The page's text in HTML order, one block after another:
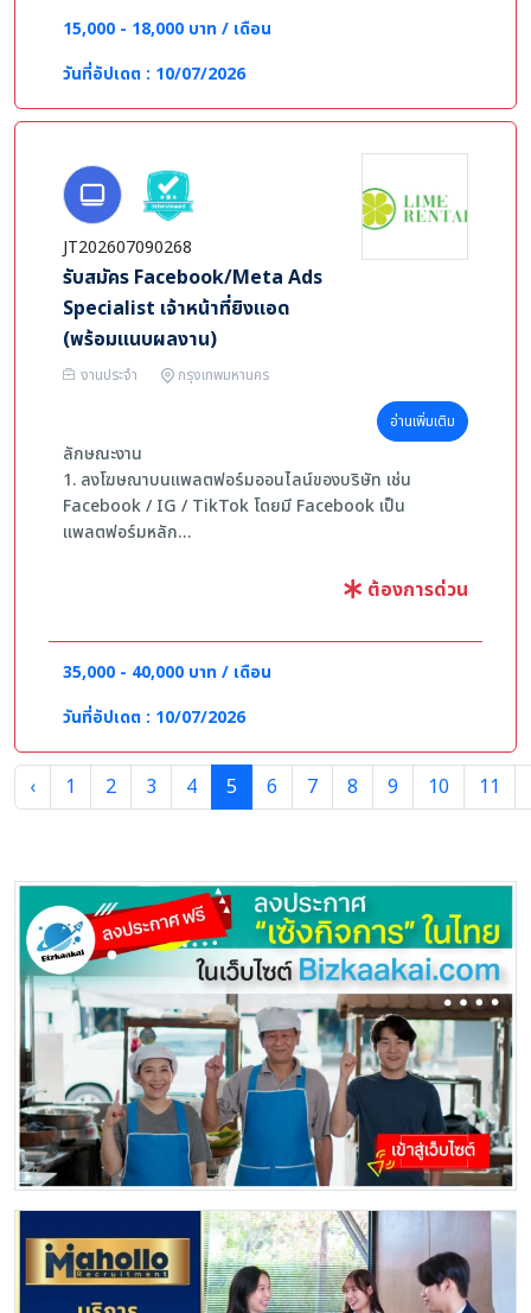
คุณสมบัติ
-อายุไม่เกิน 30 ปี
-การศึกษาไม่ต่ำกว่าระดับมัธยมศึกษาตอนปลาย（ม.6）
สามารถรับแรงกดดันได้ดี
-มีความรับผิดชอบและความละเอียดรอบคอบในการทำงาน
-รอบคอบและทำงานละเอียด มีมนุษยสัมพันธ์ดี และทำงาน
เป็นทีมได้
-หากมีประสบการณ์ด้านขายออนไลน์ (E-commerce) หรือ
มีประสบการณ์งานบริการหลังการขาย จะได้รับการพิจารณา
เป็นพิเศษ
15,000 - 18,000 บาท / เดือน
วันที่อัปเดต : 10/07/2026
JT202607090268
รับสมัคร Facebook/Meta Ads
Specialist เจ้าหน้าที่ยิงแอด
(พร้อมแนบผลงาน)
งานประจำ กรุงเทพมหานคร
อ่านเพิ่มเติม
ลักษณะงาน
1. ลงโฆษณาบนแพลตฟอร์มออนไลน์ของบริษัท เช่น
Facebook / IG / TikTok โดยมี Facebook เป็น
แพลตฟอร์มหลัก
โฆษณาตามข้อมูล เพื่อเพิ่มประสิทธิภาพโดยรวม
4. วิเคราะห์คอนเทนต์ที่ใช้ในการโฆษณา และให้ Feedback
กับทีมคอนเทนต์ได้อย่างมีประสิทธิภาพ
5. ดูแลการจัดการหลังบ้านและรวบรวมข้อมูล จัดเก็บสถิติ
ทราบ
6. ติดตามและวิเคราะห์ผลลัพธ์ของแคมเปญโฆษณาอย่างต่อ
คุณสมบัติ
1. มีประสบการณ์ด้านการยิงโฆษณา Meta อย่างน้อย 1 ปี
ขึ้นไป และหากมีประสบการณ์ด้านโฆษณาแบบเก็บข้อมูล
ลูกค้า (Lead Generation) จะพิจารณาเป็นพิเศษ
2. สามารถใช้งานโปรแกรมในชุด Office ได้เป็นอย่างดี
3. มีทักษะด้านการวิเคราะห์ข้อมูล การสรุป และจัดระบบ
ข้อมูล พร้อมทั้งมีความสามารถในการสื่อสารและประสาน
งานข้ามทีมได้ดี
4. มีทักษะการสื่อสารที่ดีเยี่ยม และมีความเข้าใจด้านความคิด
สร้างสรรค์ของวิดีโอโฆษณา รวมถึงมีความไวต่อข้อมูล
(Data-driven)
ต้องการด่วน
35,000 - 40,000 บาท / เดือน
วันที่อัปเดต : 10/07/2026
‹ 1 2 3 4 5 6 7 8 9 10 11